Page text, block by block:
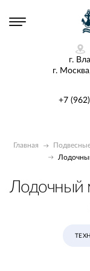
г.
г.
+7
Главная
Лодочный